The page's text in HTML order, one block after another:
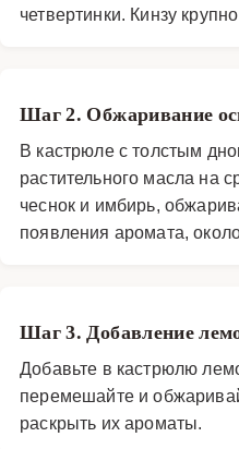
четвертинки. Кинзу
Шаг 2. Обжаривание
В кастрюле с толстым
растительного масла на
чеснок и имбирь,
появления аромата,
Шаг 3. Добавление
Добавьте в кастрюлю
перемешайте и
раскрыть их ароматы.